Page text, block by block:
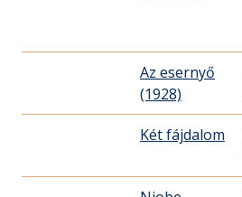
Az esernyő
(1928)
Két fájdalom